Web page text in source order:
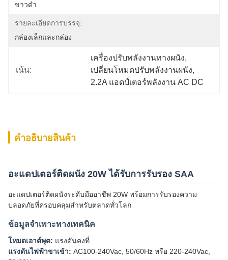
ขาวดำ
รายละเอียดการบรรจุ:
กล่องเล็กและกล่อง
เน้น:
เครื่องปรับพลังงานทางผนัง,
เปลี่ยนโหมดปรับพลังงานผนัง,
2.2A แอดป์เตอร์พลังงาน AC DC
คําอธิบายสินค้า
อะแดปเตอร์ติดผนัง 20W ได้รับการรับรอง SAA
อะแดปเตอร์ติดผนังระดับมืออาชีพ 20W พร้อมการรับรองความ
ปลอดภัยที่ครอบคลุมสำหรับตลาดทั่วโลก
ข้อมูลจำเพาะทางเทคนิค
โหมดเอาต์พุต: แรงดันคงที่
แรงดันไฟฟ้าขาเข้า: AC100-240Vac, 50/60Hz หรือ 220-240Vac,